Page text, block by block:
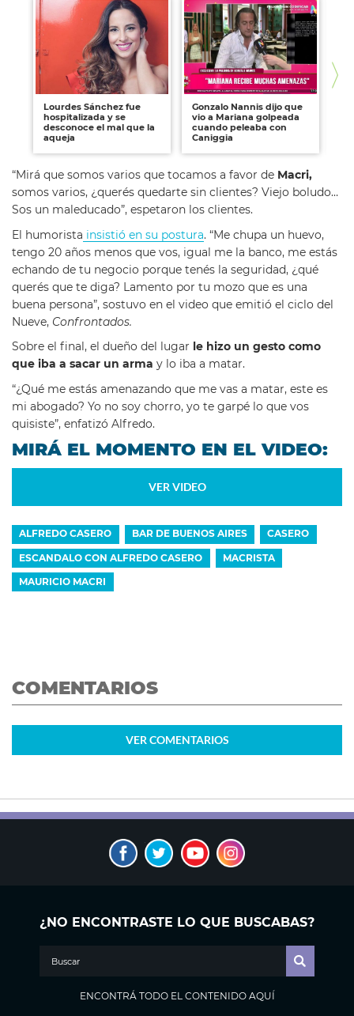
Lourdes Sánchez fue
hospitalizada y se
desconoce el mal que la
aqueja
Gonzalo Nannis dijo que
vio a Mariana golpeada
cuando peleaba con
Caniggia
“Mirá que somos varios que tocamos a favor de Macri,
somos varios, ¿querés quedarte sin clientes? Viejo boludo…
Sos un maleducado”, espetaron los clientes.
El humorista insistió en su postura. “Me chupa un huevo,
tengo 20 años menos que vos, igual me la banco, me estás
echando de tu negocio porque tenés la seguridad, ¿qué
querés que te diga? Lamento por tu mozo que es una
buena persona”, sostuvo en el video que emitió el ciclo del
Nueve, Confrontados.
Sobre el final, el dueño del lugar le hizo un gesto como
que iba a sacar un arma y lo iba a matar.
“¿Qué me estás amenazando que me vas a matar, este es
mi abogado? Yo no soy chorro, yo te garpé lo que vos
quisiste”, enfatizó Alfredo.
MIRÁ EL MOMENTO EN EL VIDEO:
VER VIDEO
ALFREDO CASERO BAR DE BUENOS AIRES CASERO
ESCANDALO CON ALFREDO CASERO MACRISTA
MAURICIO MACRI
COMENTARIOS
VERCOMENTARIOS
¿NO ENCONTRASTE LO QUE BUSCABAS?
ENCONTRÁ TODO EL CONTENIDO AQUÍ